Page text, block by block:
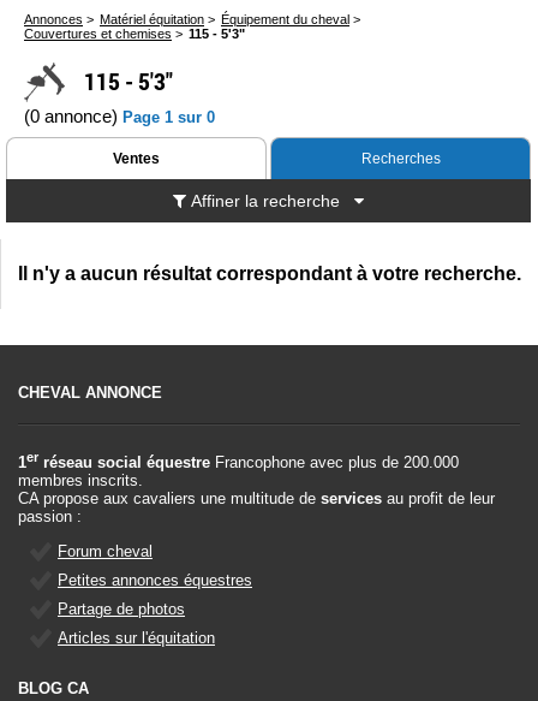
Annonces > Matériel équitation > Équipement du cheval >
Couvertures et chemises > 115 - 5'3"
115 - 5'3"
(0 annonce) Page 1 sur 0
Ventes Recherches
Affiner la recherche
Il n'y a aucun résultat correspondant à votre recherche.
CHEVAL ANNONCE
1er réseau social équestre Francophone avec plus de 200.000
membres inscrits.
CA propose aux cavaliers une multitude de services au profit de leur
passion :
Forum cheval
Petites annonces équestres
Partage de photos
Articles sur l'équitation
BLOG CA